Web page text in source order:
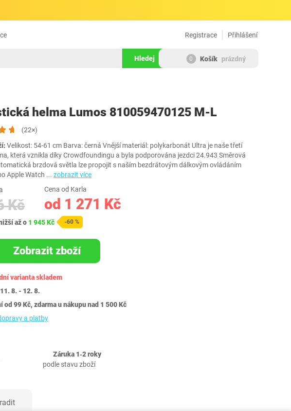
Přihlášení
Registrace
Hledej 0 Košík prázdný
helma Lumos 810059470125 M-L
(22×)
Velikost: 54-61 cm Barva: černá Vnější materiál: polykarbonát Ultra je naše třetí
která vznikla díky Crowdfoundingu a byla podporována jezdci 24.943 Směrová
brzdová světla lze propojit s naším bezdrátovým dálkovým ovládáním
Apple Watch ... zobrazit více
Kč
Cena od Karla
od 1 271 Kč
až o 1 945 Kč -60 %
Zobrazit zboží
varianta skladem
8. - 12. 8.
od 99 Kč, zdarma u nákupu nad 1 500 Kč
a platby
Záruka 1‐2 roky
podle stavu zboží